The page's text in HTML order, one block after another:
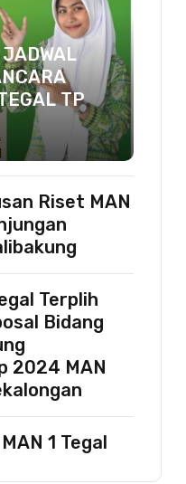
TP
Riset MAN
Terplih
Bidang
2024 MAN
1 Tegal